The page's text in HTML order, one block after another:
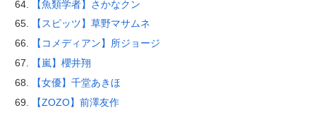
【魚類学者】さかなクン
【スピッツ】草野マサムネ
【コメディアン】所ジョージ
【嵐】櫻井翔
【女優】千堂あきほ
【ZOZO】前澤友作